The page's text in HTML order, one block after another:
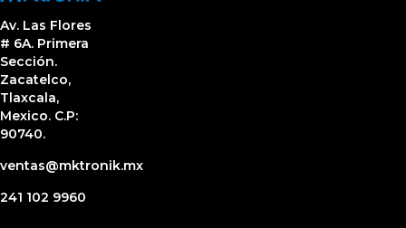
Av. Las Flores
# 6A. Primera
Sección.
Zacatelco,
Tlaxcala,
Mexico. C.P:
90740.
ventas@mktronik.mx
241 102 9960